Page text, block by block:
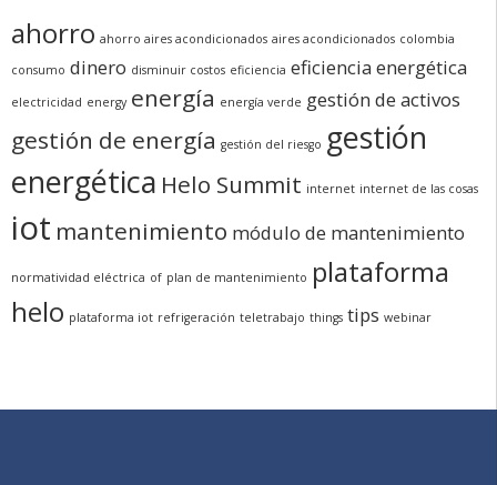
ahorro ahorro aires acondicionados aires acondicionados colombia
consumo dinero disminuir costos eficiencia eficiencia energética
electricidad energy energía energía verde gestión de activos
gestión de energía gestión del riesgo gestión
energética Helo Summit internet internet de las cosas
iot mantenimiento módulo de mantenimiento
normatividad eléctrica of plan de mantenimiento plataforma
helo plataforma iot refrigeración teletrabajo things tips webinar